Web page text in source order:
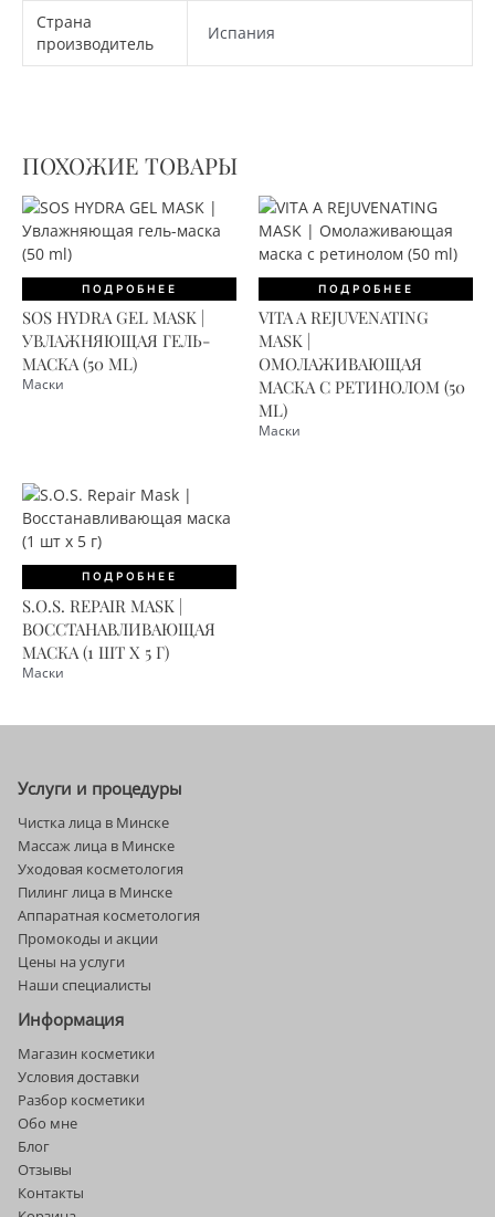
Страна
производитель
Испания
ПОХОЖИЕ ТОВАРЫ
ПОДРОБНЕЕ
SOS HYDRA GEL MASK |
УВЛАЖНЯЮЩАЯ ГЕЛЬ-
МАСКА (50 ML)
Маски
ПОДРОБНЕЕ
VITA A REJUVENATING
MASK |
ОМОЛАЖИВАЮЩАЯ
МАСКА С РЕТИНОЛОМ (50
ML)
Маски
ПОДРОБНЕЕ
S.O.S. REPAIR MASK |
ВОССТАНАВЛИВАЮЩАЯ
МАСКА (1 ШТ Х 5 Г)
Маски
Услуги и процедуры
Чистка лица в Минске
Массаж лица в Минске
Уходовая косметология
Пилинг лица в Минске
Аппаратная косметология
Промокоды и акции
Цены на услуги
Наши специалисты
Информация
Магазин косметики
Условия доставки
Разбор косметики
Обо мне
Блог
Отзывы
Контакты